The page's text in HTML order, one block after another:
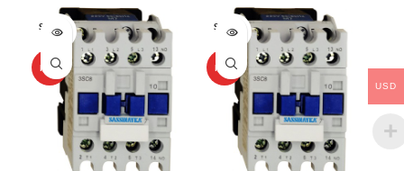
SOLD O
UT
HOT
SOLD O
UT
HOT
USD